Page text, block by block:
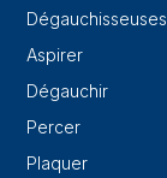
Dégauchisseuses
Aspirer
Dégauchir
Percer
Plaquer